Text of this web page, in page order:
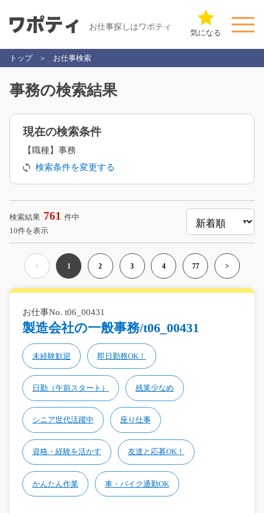
お仕事探しはワポティ
気になる
トップ お仕事検索
事務の検索結果
現在の検索条件
【職種】事務
検索条件を変更する
検索結果 761 件中
10件を表示
< 1 2 3 4 77 >
お仕事No. t06_00431
製造会社の一般事務/t06_00431
未経験歓迎 即日勤務OK！
日勤（午前スタート） 残業少なめ
シニア世代活躍中 座り仕事
資格・経験を活かす 友達と応募OK！
かんたん作業 車・バイク通勤OK